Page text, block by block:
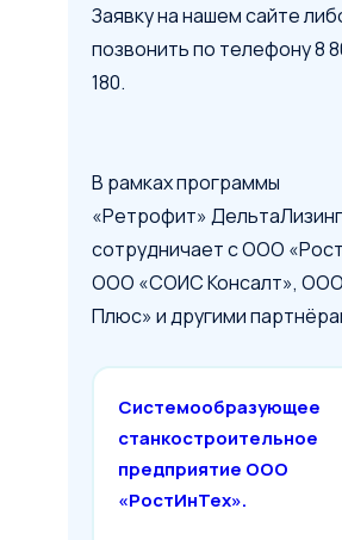
Заявку на нашем сайте
позвонить по телефону 8
180.
В рамках программы
«Ретрофит» ДельтаЛизинг
сотрудничает с ООО
ООО «СОИС Консалт»,
Плюс» и другими
Системообразующее
станкостроительное
предприятие ООО
«РостИнТех».